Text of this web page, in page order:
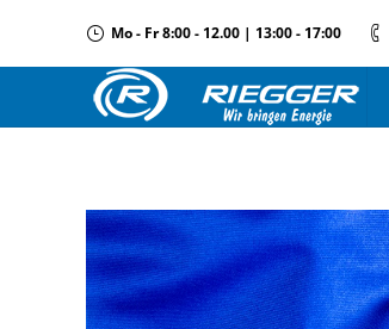
Mo - Fr 8:00 - 12.00 | 13:00 - 17:00